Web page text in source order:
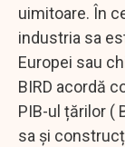
uimitoare. În
industria sa
Europei sau
BIRD acordă
PIB-ul țărilor (
sa și